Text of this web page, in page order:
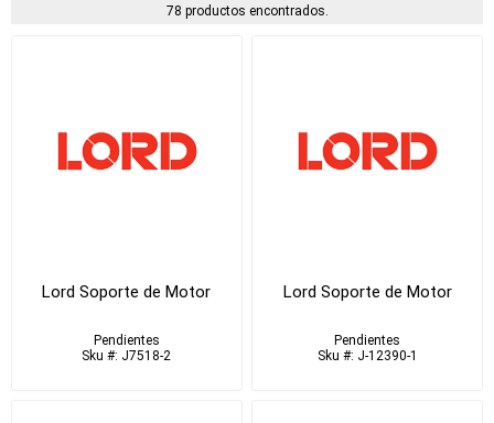
78 productos encontrados.
Lord Soporte de Motor
Pendientes
Sku #: J7518-2
Lord Soporte de Motor
Pendientes
Sku #: J-12390-1